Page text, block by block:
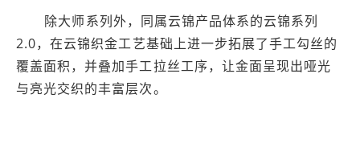
除大师系列外，同属云锦产品体系的云锦系列
2.0，在云锦织金工艺基础上进一步拓展了手工勾丝的
覆盖面积，并叠加手工拉丝工序，让金面呈现出哑光
与亮光交织的丰富层次。